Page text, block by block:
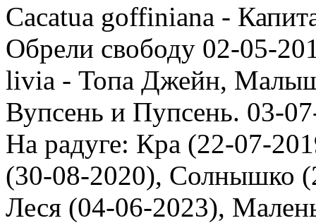
Cacatua goffiniana -
Обрели свободу 02-05-
livia - Топа Джейн,
Вупсень и Пупсень. 03-
На радуге: Кра (22-07-
(30-08-2020), Солнышко
Леся (04-06-2023),